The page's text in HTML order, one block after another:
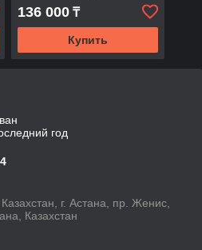
Hardness Test Kit) в
деревянном кейсе
136 000₸
Купить
год
г. Астана, пр. Женис,
Казахстан